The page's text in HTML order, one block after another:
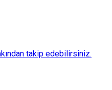
takip edebilirsiniz.